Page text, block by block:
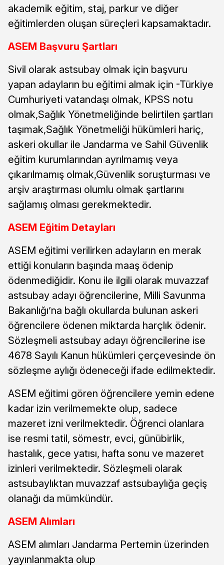
akademik eğitim, staj, parkur ve diğer
eğitimlerden oluşan süreçleri kapsamaktadır.
ASEM Başvuru Şartları
Sivil olarak astsubay olmak için başvuru
yapan adayların bu eğitimi almak için -Türkiye
Cumhuriyeti vatandaşı olmak, KPSS notu
olmak,Sağlık Yönetmeliğinde belirtilen şartları
taşımak,Sağlık Yönetmeliği hükümleri hariç,
askeri okullar ile Jandarma ve Sahil Güvenlik
eğitim kurumlarından ayrılmamış veya
çıkarılmamış olmak,Güvenlik soruşturması ve
arşiv araştırması olumlu olmak şartlarını
sağlamış olması gerekmektedir.
ASEM Eğitim Detayları
ASEM eğitimi verilirken adayların en merak
ettiği konuların başında maaş ödenip
ödenmediğidir. Konu ile ilgili olarak muvazzaf
astsubay adayı öğrencilerine, Milli Savunma
Bakanlığı’na bağlı okullarda bulunan askeri
öğrencilere ödenen miktarda harçlık ödenir.
Sözleşmeli astsubay adayı öğrencilerine ise
4678 Sayılı Kanun hükümleri çerçevesinde ön
sözleşme aylığı ödeneceği ifade edilmektedir.
ASEM eğitimi gören öğrencilere yemin edene
kadar izin verilmemekte olup, sadece
mazeret izni verilmektedir. Öğrenci olanlara
ise resmi tatil, sömestr, evci, günübirlik,
hastalık, gece yatısı, hafta sonu ve mazeret
izinleri verilmektedir. Sözleşmeli olarak
astsubaylıktan muvazzaf astsubaylığa geçiş
olanağı da mümkündür.
ASEM Alımları
ASEM alımları Jandarma Pertemin üzerinden
yayınlanmakta olup